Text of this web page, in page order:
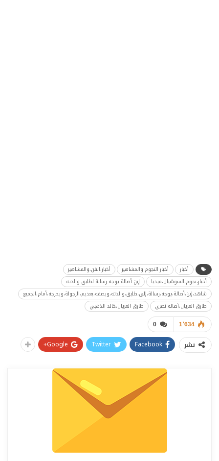
أخبار أخبار النجوم والمشاهير
أخبار،الفن،والمشاهير
أخبار،نجوم،السوشيال،ميديا
إبن أصالة يوجه رسالة لطليق والدته
شاهد،إبن،أصالة،يوجه،رسالة،إلى،طليق،والدته،ويصفه،بعديم،الرجولة،ويحرجه،أمام،الجميع
طارق العريان،أصالة نصري
طارق العريان،خالد الذهبي
0 1٬634
نشر Facebook
Twitter
Google+